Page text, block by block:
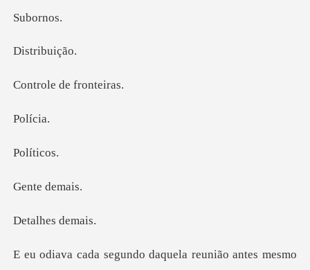
orn
ribu
e de fr
lí
íti
e de
hes d
do daquela reunião ant